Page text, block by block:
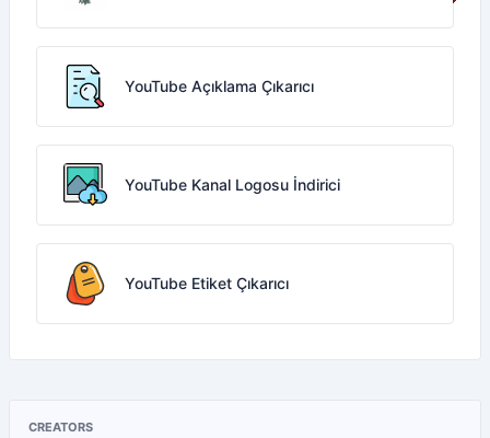
YouTube Açıklama Çıkarıcı
YouTube Kanal Logosu İndirici
YouTube Etiket Çıkarıcı
CREATORS